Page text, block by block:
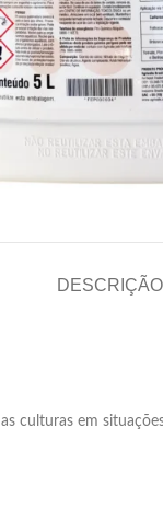
DESCRIÇÃO
culturas em